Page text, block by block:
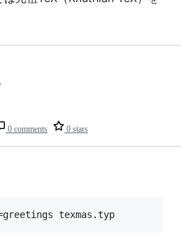
0 comments 0 stars